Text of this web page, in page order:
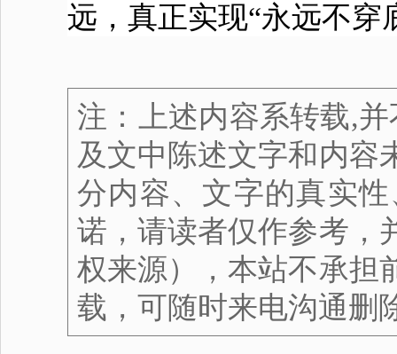
远，真正实现“永远不穿
注：上述内容系转载,
及文中陈述文字和内容
分内容、文字的真实
诺，请读者仅作参考，
权来源），本站不承担
载，可随时来电沟通删